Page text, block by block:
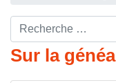
Rechercher ...
Sur la